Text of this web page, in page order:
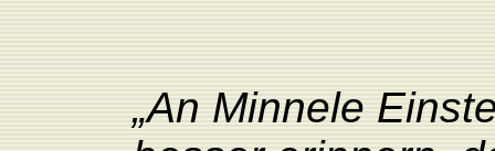
„An Minnele